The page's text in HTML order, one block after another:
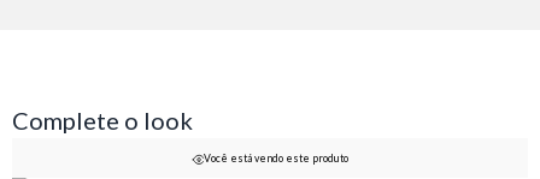
Complete o look
Você está vendo este produto